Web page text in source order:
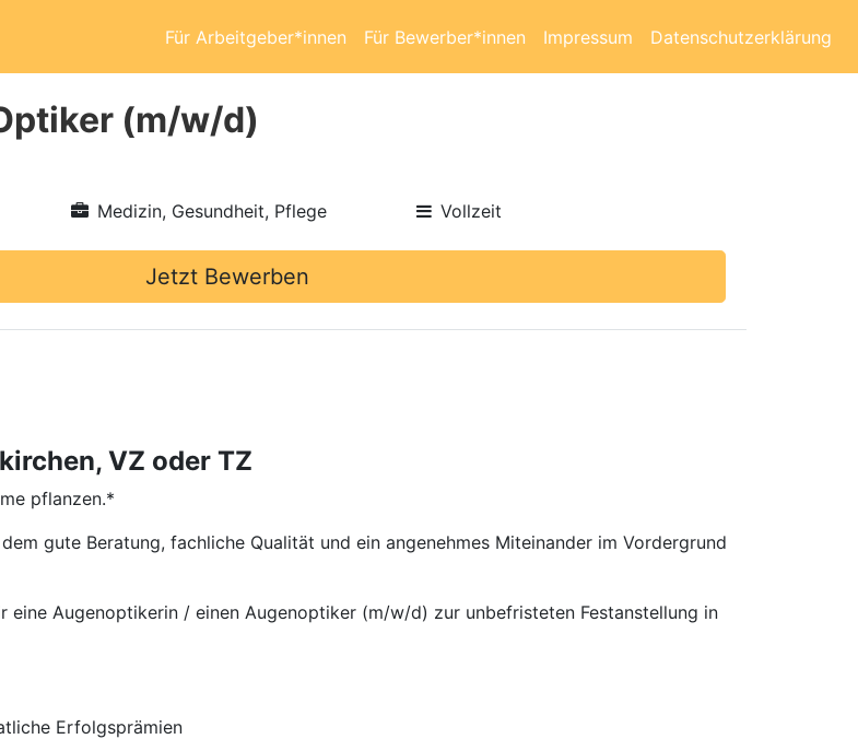
Für Arbeitgeber*innen Für Bewerber*innen Impressum Datenschutzerklärung
(m/w/d)
Medizin, Gesundheit, Pflege Vollzeit
Jetzt Bewerben
VZ oder TZ
pflanzen.*
gute Beratung, fachliche Qualität und ein angenehmes Miteinander im Vordergrund
eine Augenoptikerin / einen Augenoptiker (m/w/d) zur unbefristeten Festanstellung in
Erfolgsprämien